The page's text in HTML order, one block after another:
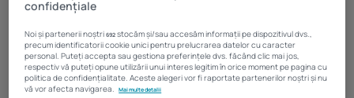
17 octombrie 2025
confidențiale
Noi și partenerii noștri692 stocăm și/sau accesăm informații pe dispozitivul dvs.,
precum identificatorii cookie unici pentru prelucrarea datelor cu caracter
personal. Puteți accepta sau gestiona preferințele dvs. făcând clic mai jos,
respectiv vă puteți opune utilizării unui interes legitim în orice moment pe pagina cu
politica de confidențialitate. Aceste alegeri vor fi raportate partenerilor noștri și nu
vă vor afecta navigarea.
Mai multe detalii